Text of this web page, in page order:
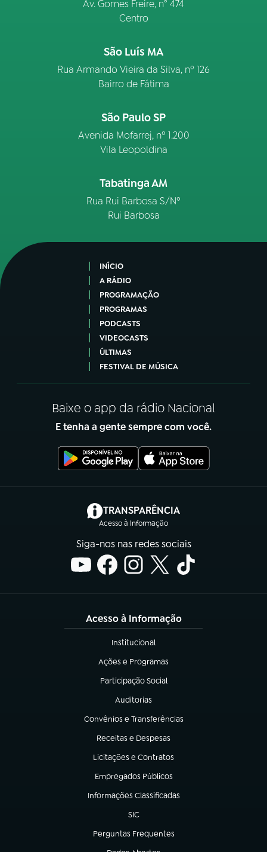
Av. Gomes Freire, n° 474
Centro
São Luís MA
Rua Armando Vieira da Silva, nº 126
Bairro de Fátima
São Paulo SP
Avenida Mofarrej, nº 1.200
Vila Leopoldina
Tabatinga AM
Rua Rui Barbosa S/Nº
Rui Barbosa
INÍCIO
A RÁDIO
PROGRAMAÇÃO
PROGRAMAS
PODCASTS
VIDEOCASTS
ÚLTIMAS
FESTIVAL DE MÚSICA
Baixe o app da rádio Nacional
E tenha a gente sempre com você.
TRANSPARÊNCIA
Acesso à Informação
(abre em nova aba)
Siga-nos nas redes sociais
Acesso à Informação
Institucional
(abre em nova aba)
Ações e Programas
(abre em nova aba)
Participação Social
(abre em nova aba)
Auditorias
(abre em nova aba)
Convênios e Transferências
(abre em nova aba)
Receitas e Despesas
(abre em nova aba)
Licitações e Contratos
(abre em nova aba)
Empregados Públicos
(abre em nova aba)
Informações Classificadas
(abre em nova aba)
SIC
(abre em nova aba)
Perguntas Frequentes
(abre em nova aba)